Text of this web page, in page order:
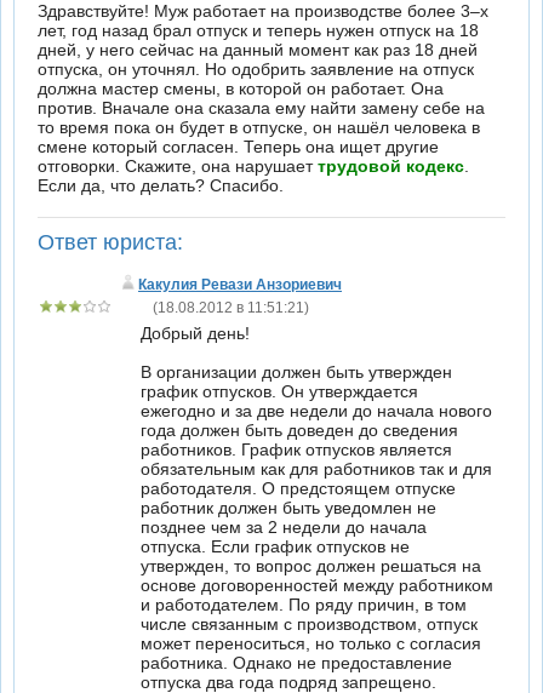
Здравствуйте! Муж работает на производстве более 3–х
лет, год назад брал отпуск и теперь нужен отпуск на 18
дней, у него сейчас на данный момент как раз 18 дней
отпуска, он уточнял. Но одобрить заявление на отпуск
должна мастер смены, в которой он работает. Она
против. Вначале она сказала ему найти замену себе на
то время пока он будет в отпуске, он нашёл человека в
смене который согласен. Теперь она ищет другие
отговорки. Скажите, она нарушаеттрудовой кодекс
Если да, что делать? Спасибо.
Ответ юриста:
Какулия Ревази Анзориевич
(18.08.2012 в 11:51:21)
Добрый день!
В организации должен быть утвержден
график отпусков. Он утверждается
ежегодно и за две недели до начала нового
года должен быть доведен до сведения
работников. График отпусков является
обязательным как для работников так и для
работодателя. О предстоящем отпуске
работник должен быть уведомлен не
позднее чем за 2 недели до начала
отпуска. Если график отпусков не
утвержден, то вопрос должен решаться на
основе договоренностей между работником
и работодателем. По ряду причин, в том
числе связанным с производством, отпуск
может переноситься, но только с согласия
работника. Однако не предоставление
отпуска два года подряд запрещено.